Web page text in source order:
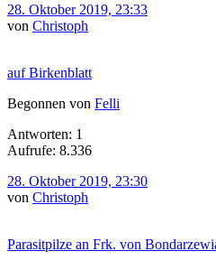
28. Oktober 2019, 23:33
von Christoph
auf Birkenblatt
Begonnen von Felli
Antworten: 1
Aufrufe: 8.336
28. Oktober 2019, 23:30
von Christoph
Parasitpilze an Frk. von